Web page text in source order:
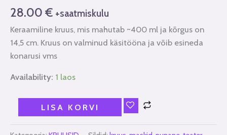
28.00 € +saatmiskulu
Keraamiline kruus, mis mahutab ~400 ml ja kõrgus on
14,5 cm. Kruus on valminud käsitööna ja võib esineda
konarusi vms
Availability: 1 laos
LISA KORVI